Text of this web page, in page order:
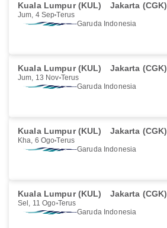
Kuala Lumpur (KUL) Jakarta (CGK)
Jum, 4 Sep Terus
Garuda Indonesia
Kuala Lumpur (KUL) Jakarta (CGK)
Jum, 13 Nov Terus
Garuda Indonesia
Kuala Lumpur (KUL) Jakarta (CGK)
Kha, 6 Ogo Terus
Garuda Indonesia
Kuala Lumpur (KUL) Jakarta (CGK)
Sel, 11 Ogo Terus
Garuda Indonesia